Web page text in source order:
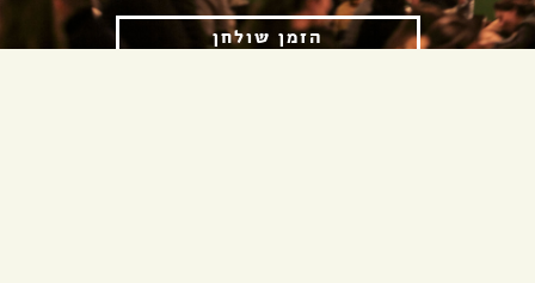
הזמן שולחן